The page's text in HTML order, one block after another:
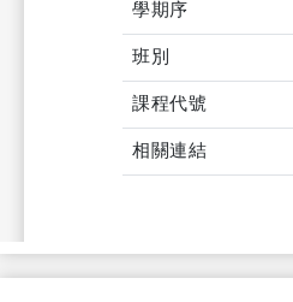
學期序
班別
課程代號
相關連結